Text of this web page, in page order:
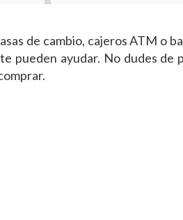
de cambio, cajeros ATM o
pueden ayudar. No dudes